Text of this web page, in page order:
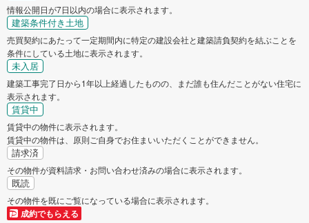
情報公開日が7日以内の場合に表示されます。
建築条件付き土地
売買契約にあたって一定期間内に特定の建設会社と建築請負契約を結ぶことを
条件にしている土地に表示されます。
未入居
建築工事完了日から1年以上経過したものの、まだ誰も住んだことがない住宅に
表示されます。
賃貸中
賃貸中の物件に表示されます。
賃貸中の物件は、原則ご自身でお住まいいただくことができません。
請求済
その物件が資料請求・お問い合わせ済みの場合に表示されます。
既読
その物件を既にご覧になっている場合に表示されます。
成約でもらえる